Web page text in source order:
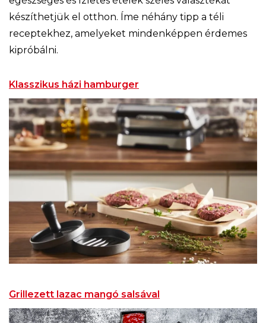
készíthetjük el otthon. Íme néhány tipp a téli
receptekhez, amelyeket mindenképpen érdemes
kipróbálni.
Klasszikus házi hamburger
Grillezett lazac mangó salsával